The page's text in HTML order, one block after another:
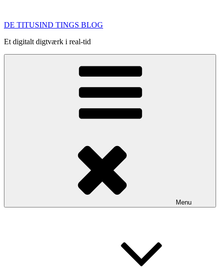
indhold
DE TITUSIND TINGS BLOG
Et digitalt digtværk i real-tid
Menu